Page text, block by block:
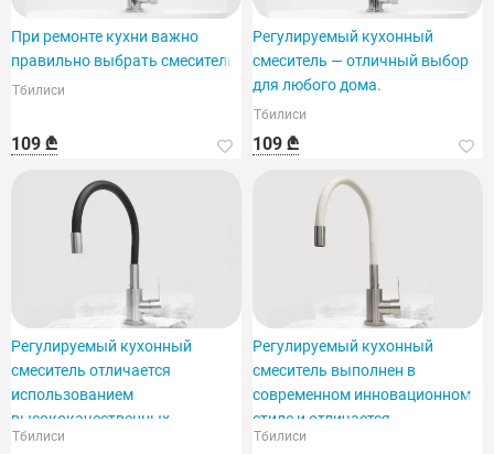
При ремонте кухни важно
правильно выбрать смеситель.
Тбилиси
109 ₾
Регулируемый кухонный
смеситель — отличный выбор
для любого дома.
Тбилиси
109 ₾
Регулируемый кухонный
смеситель отличается
использованием
высококачественных
материалов.
Тбилиси
Регулируемый кухонный
смеситель выполнен в
современном инновационном
стиле и отличается
функциональным дизайном.
Тбилиси